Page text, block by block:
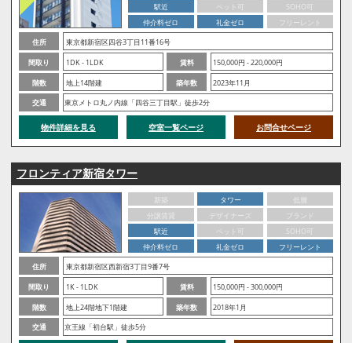
駅近
ペット可
SOHO可
仲介料ゼロ
礼金ゼロ
フリーレント
住所
東京都新宿区四谷3丁目11番16号
間取り
1DK - 1LDK 賃料
150,000円 - 220,000円
階数
地上14階建 築年数
2023年11月
交通
東京メトロ丸ノ内線「四谷三丁目駅」徒歩2分
物件詳細を見る 空室一覧ページ お問合せページ
フロンティア新宿タワー
新築 タワー
低層
分譲賃貸
デザイナーズ
ブランド
駅近
ペット可
SOHO可
仲介料ゼロ
礼金ゼロ
フリーレント
住所
東京都新宿区西新宿3丁目9番7号
間取り
1K - 1LDK 賃料
150,000円 - 300,000円
階数
地上24階地下1階建 築年数
2018年1月
交通
京王線「初台駅」徒歩5分